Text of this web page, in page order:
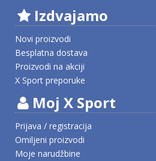
Izdvajamo
Novi proizvodi
Besplatna dostava
Proizvodi na akciji
X Sport preporuke
Moj X Sport
Prijava / registracija
Omiljeni proizvodi
Moje narudžbine